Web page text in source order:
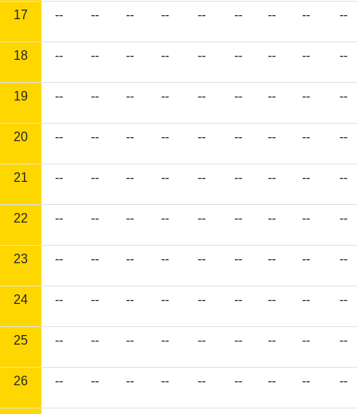
17 -- -- -- -- -- -- -- -- --
18 -- -- -- -- -- -- -- -- --
19 -- -- -- -- -- -- -- -- --
20 -- -- -- -- -- -- -- -- --
21 -- -- -- -- -- -- -- -- --
22 -- -- -- -- -- -- -- -- --
23 -- -- -- -- -- -- -- -- --
24 -- -- -- -- -- -- -- -- --
25 -- -- -- -- -- -- -- -- --
26 -- -- -- -- -- -- -- -- --